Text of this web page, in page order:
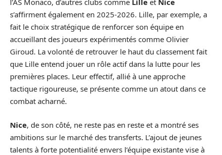
l’AS Monaco, d’autres clubs comme Lille et Nice
s’affirment également en 2025-2026. Lille, par exemple, a
fait le choix stratégique de renforcer son équipe en
accueillant des joueurs expérimentés comme Olivier
Giroud. La volonté de retrouver le haut du classement fait
que Lille entend jouer un rôle actif dans la lutte pour les
premières places. Leur effectif, allié à une approche
tactique rigoureuse, se présente comme un atout dans ce
combat acharné.
Nice, de son côté, ne reste pas en reste et a montré ses
ambitions sur le marché des transferts. L’ajout de jeunes
talents à forte potentialité envers l’équipe existante vise à